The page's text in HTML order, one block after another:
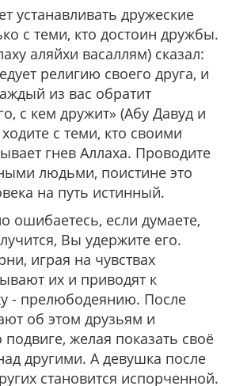
устанавливать дружеские
с теми, кто достоин дружбы.
аляйхи васаллям) сказал:
религию своего друга, и
из вас обратит
с кем дружит» (Абу Давуд и
с теми, кто своими
гнев Аллаха. Проводите
людьми, поистине это
на путь истинный.
ошибаетесь, если думаете,
Вы удержите его.
играя на чувствах
их и приводят к
- прелюбодеянию. После
об этом друзьям и
желая показать своё
другими. А девушка после
становится испорченной.